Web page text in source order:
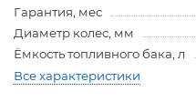
Гарантия, мес
Диаметр колес, мм
Ёмкость топливного бака, л
Все характеристики